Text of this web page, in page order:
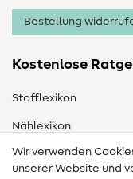
Bestellung
Kostenlose
Stofflexikon
Nählexikon
Nähanleitungen
Wir verwenden
unserer Website und